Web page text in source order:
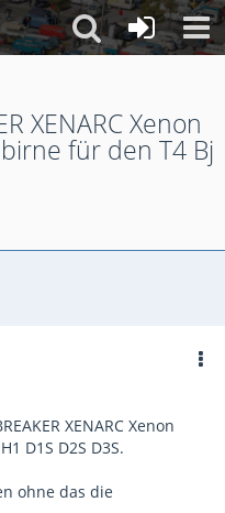
XENARC Xenon
für den T4 Bj
XENARC Xenon
D1S D2S D3S.
ohne das die